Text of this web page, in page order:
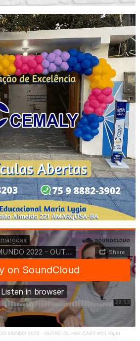
MUNDO 2022 - OUTRO OLHAR CAST #O1 Right